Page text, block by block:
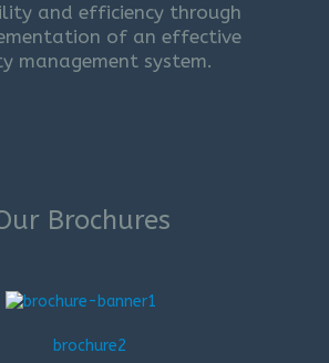
and efficiency through
of an effective
management system.
Brochures